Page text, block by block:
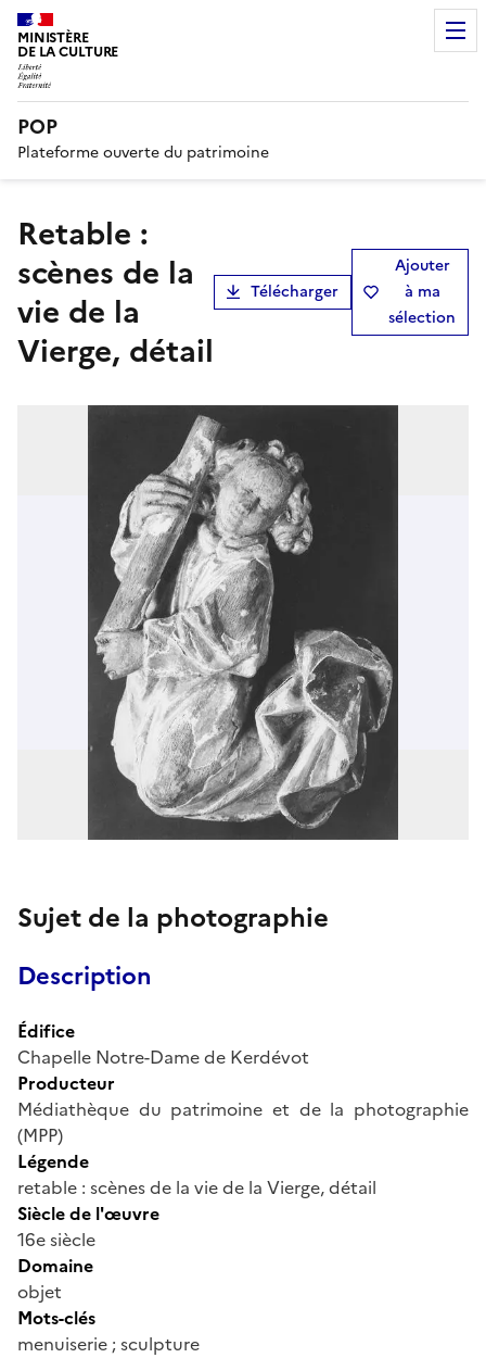
MINISTÈRE
DE LA CULTURE
POP
Plateforme ouverte du patrimoine
retable :
scènes de la
vie de la
Vierge, détail
Télécharger
Ajouter
à ma
sélection
Sujet de la photographie
Description
Édifice
Chapelle Notre-Dame de Kerdévot
Producteur
Médiathèque du patrimoine et de la photographie
(MPP)
Légende
retable : scènes de la vie de la Vierge, détail
Siècle de l'œuvre
16e siècle
Domaine
objet
Mots-clés
menuiserie ; sculpture